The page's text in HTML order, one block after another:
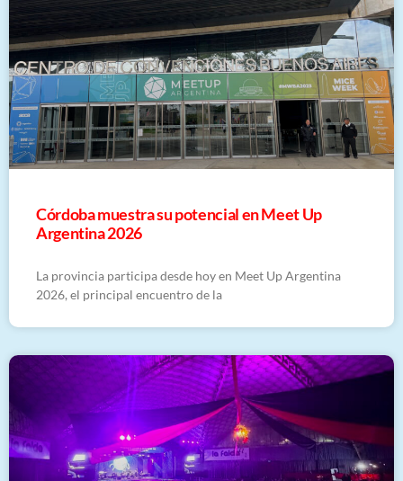
Córdoba muestra su potencial en Meet Up
Argentina 2026
La provincia participa desde hoy en Meet Up Argentina
2026, el principal encuentro de la